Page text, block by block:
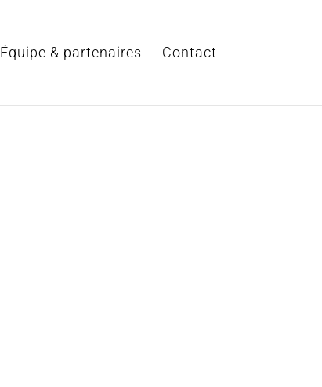
Équipe & partenaires Contact